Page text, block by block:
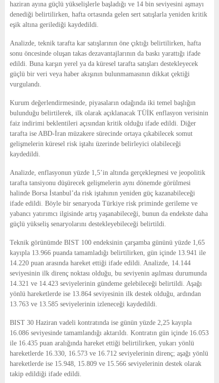
haziran ayına güçlü yükselişlerle başladığı ve 14 bin seviyesini aşmayı
denediği belirtilirken, hafta ortasında gelen sert satışlarla yeniden kritik
eşik altına gerilediği kaydedildi.
Analizde, teknik tarafta kar satışlarının öne çıktığı belirtilirken, hafta
sonu öncesinde oluşan takas dezavantajlarının da baskı yarattığı ifade
edildi. Buna karşın yerel ya da küresel tarafta satışları destekleyecek
güçlü bir veri veya haber akışının bulunmamasının dikkat çektiği
vurgulandı.
Kurum değerlendirmesinde, piyasaların odağında iki temel başlığın
bulunduğu belirtilerek, ilk olarak açıklanacak TÜİK enflasyon verisinin
faiz indirimi beklentileri açısından kritik olduğu ifade edildi. Diğer
tarafta ise ABD-İran müzakere sürecinde ortaya çıkabilecek somut
gelişmelerin küresel risk iştahı üzerinde belirleyici olabileceği
kaydedildi.
Analizde, enflasyonun yüzde 1,5’in altında gerçekleşmesi ve jeopolitik
tarafta tansiyonu düşürecek gelişmelerin aynı dönemde görülmesi
halinde Borsa İstanbul’da risk iştahının yeniden güç kazanabileceği
ifade edildi. Böyle bir senaryoda Türkiye risk priminde gerileme ve
yabancı yatırımcı ilgisinde artış yaşanabileceği, bunun da endekste daha
güçlü yükseliş senaryolarını destekleyebileceği belirtildi.
Teknik görünümde BIST 100 endeksinin çarşamba gününü yüzde 1,65
kayıpla 13.966 puanda tamamladığı belirtilirken, gün içinde 13.941 ile
14.220 puan arasında hareket ettiği ifade edildi. Analizde, 14.144
seviyesinin ilk direnç noktası olduğu, bu seviyenin aşılması durumunda
14.321 ve 14.423 seviyelerinin gündeme gelebileceği belirtildi. Aşağı
yönlü hareketlerde ise 13.864 seviyesinin ilk destek olduğu, ardından
13.763 ve 13.585 seviyelerinin izleneceği kaydedildi.
BIST 30 Haziran vadeli kontratında ise günün yüzde 2,25 kayıpla
16.086 seviyesinde tamamlandığı aktarıldı. Kontratın gün içinde 16.053
ile 16.435 puan aralığında hareket ettiği belirtilirken, yukarı yönlü
hareketlerde 16.330, 16.573 ve 16.712 seviyelerinin direnç; aşağı yönlü
hareketlerde ise 15.948, 15.809 ve 15.566 seviyelerinin destek olarak
takip edildiği ifade edildi.